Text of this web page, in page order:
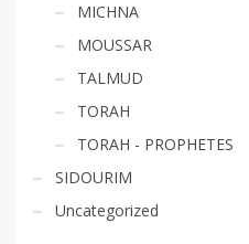
MICHNA
MOUSSAR
TALMUD
TORAH
TORAH - PROPHETES
SIDOURIM
Uncategorized